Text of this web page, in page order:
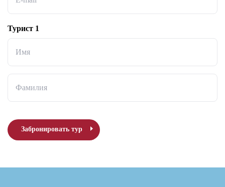
Турист 1
Имя
Фамилия
Забронировать тур